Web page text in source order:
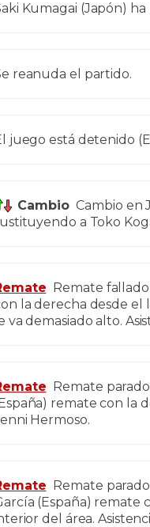
Kumagai (Japón)
reanuda el partido.
juego está detenido
Cambio Cambio en
a Toko
Remate
la derecha desde el
va demasiado alto.
Remate
remate con la
Hermoso.
Remate
(España) remate
del área.